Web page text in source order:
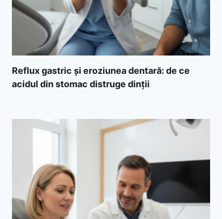
Reflux gastric și eroziunea dentară: de ce
acidul din stomac distruge dinții